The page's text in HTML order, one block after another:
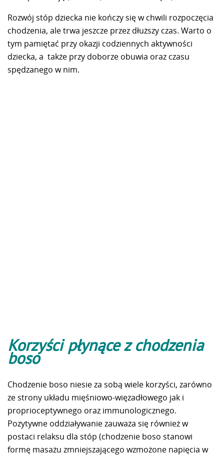
Rozwój stóp dziecka nie kończy się w chwili rozpoczęcia
chodzenia, ale trwa jeszcze przez dłuższy czas. Warto o
tym pamiętać przy okazji codziennych aktywności
dziecka, a także przy doborze obuwia oraz czasu
spędzanego w nim.
Korzyści płynące z chodzenia
boso
Chodzenie boso niesie za sobą wiele korzyści, zarówno
ze strony układu mięśniowo-więzadłowego jak i
proprioceptywnego oraz immunologicznego.
Pozytywne oddziaływanie zauważa się również w
postaci relaksu dla stóp (chodzenie boso stanowi
formę masażu zmniejszającego wzmożone napięcia w